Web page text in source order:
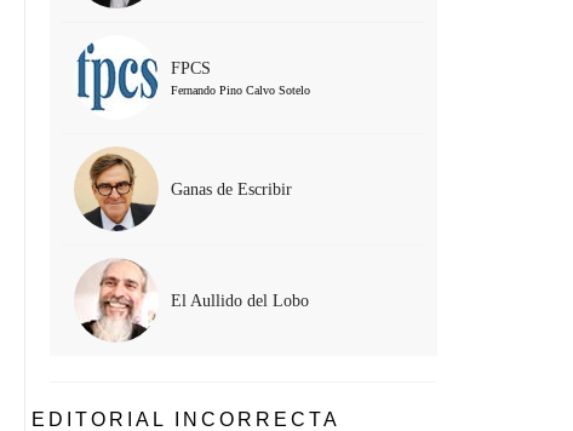
FPCS
Fernando Pino Calvo Sotelo
Ganas de Escribir
El Aullido del Lobo
EDITORIAL INCORRECTA